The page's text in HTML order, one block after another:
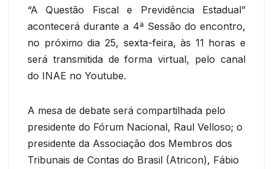
“A Questão Fiscal e Previdência Estadual”
acontecerá durante a 4ª Sessão do encontro,
no próximo dia 25, sexta-feira, às 11 horas e
será transmitida de forma virtual, pelo canal
do INAE no Youtube.
A mesa de debate será compartilhada pelo
presidente do Fórum Nacional, Raul Velloso; o
presidente da Associação dos Membros dos
Tribunais de Contas do Brasil (Atricon), Fábio